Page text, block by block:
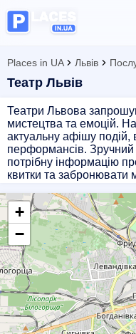
Places in UA Львів
Театр Львів
Театри Львова
мистецтва та емоцій.
актуальну афішу подій,
перформансів.
потрібну інформацію
квитки та забронювати
культурним
щоб не пропустити
+
−